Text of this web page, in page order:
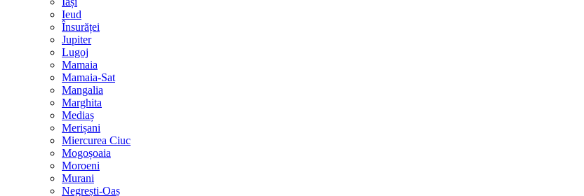
Ieud
Însurăței
Jupiter
Lugoj
Mamaia
Mamaia-Sat
Mangalia
Marghita
Mediaș
Merișani
Miercurea Ciuc
Mogoșoaia
Moroeni
Murani
Negrești-Oaș